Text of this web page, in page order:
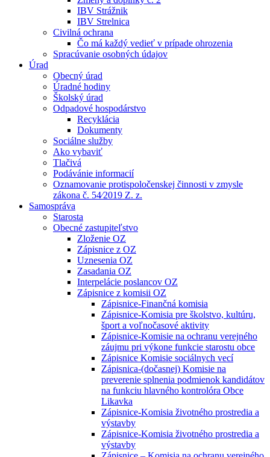
IBV Strážnik
IBV Strelnica
Civilná ochrana
Čo má každý vedieť v prípade ohrozenia
Spracúvanie osobných údajov
Úrad
Obecný úrad
Úradné hodiny
Školský úrad
Odpadové hospodárstvo
Recyklácia
Dokumenty
Sociálne služby
Ako vybaviť
Tlačivá
Podávánie informacií
Oznamovanie protispoločenskej činnosti v zmysle
zákona č. 54⁄2019 Z. z.
Samospráva
Starosta
Obecné zastupiteľstvo
Zloženie OZ
Zápisnice z OZ
Uznesenia OZ
Zasadania OZ
Interpelácie poslancov OZ
Zápisnice z komisii OZ
Zápisnice-Finančná komisia
Zápisnice-Komisia pre školstvo, kultúru,
šport a voľnočasové aktivity
Zápisnice-Komisie na ochranu verejného
záujmu pri výkone funkcie starostu obce
Zápisnice Komisie sociálnych vecí
Zápisnica-(dočasnej) Komisie na
preverenie splnenia podmienok kandidátov
na funkciu hlavného kontrolóra Obce
Likavka
Zápisnice-Komisia životného prostredia a
výstavby
Zápisnice-Komisia životného prostredia a
výstavby